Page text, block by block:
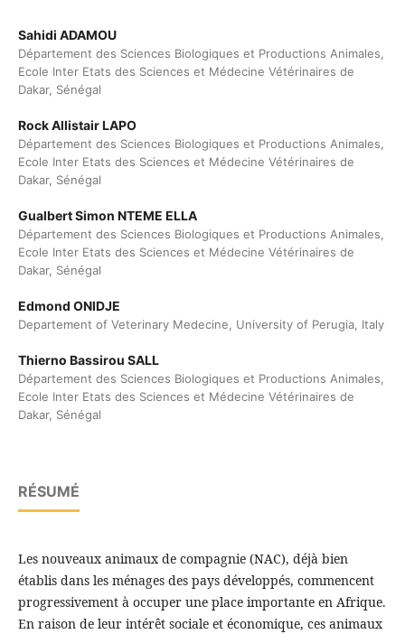
Sahidi ADAMOU
Département des Sciences Biologiques et Productions Animales,
Ecole Inter Etats des Sciences et Médecine Vétérinaires de
Dakar, Sénégal
Rock Allistair LAPO
Département des Sciences Biologiques et Productions Animales,
Ecole Inter Etats des Sciences et Médecine Vétérinaires de
Dakar, Sénégal
Gualbert Simon NTEME ELLA
Département des Sciences Biologiques et Productions Animales,
Ecole Inter Etats des Sciences et Médecine Vétérinaires de
Dakar, Sénégal
Edmond ONIDJE
Departement of Veterinary Medecine, University of Perugia, Italy
Thierno Bassirou SALL
Département des Sciences Biologiques et Productions Animales,
Ecole Inter Etats des Sciences et Médecine Vétérinaires de
Dakar, Sénégal
RÉSUMÉ
Les nouveaux animaux de compagnie (NAC), déjà bien
établis dans les ménages des pays développés, commencent
progressivement à occuper une place importante en Afrique.
En raison de leur intérêt sociale et économique, ces animaux